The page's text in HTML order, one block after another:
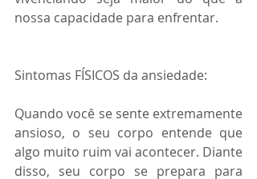
nossa capacidade para enfrentar.
Sintomas FÍSICOS da ansiedade:
Quando você se sente extremamente
ansioso, o seu corpo entende que
algo muito ruim vai acontecer. Diante
disso, seu corpo se prepara para